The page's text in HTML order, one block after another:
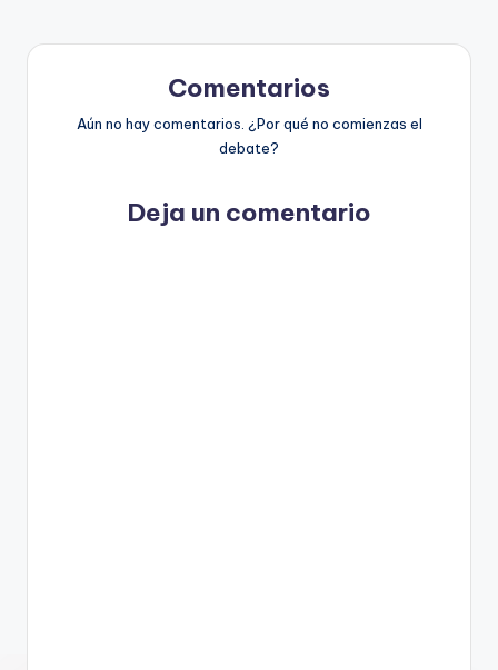
Comentarios
Aún no hay comentarios. ¿Por qué no comienzas el
debate?
Deja un comentario